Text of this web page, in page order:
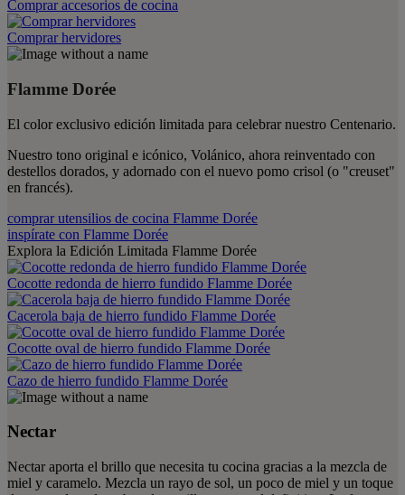
Comprar accesorios de cocina
Comprar hervidores
Flamme Dorée
El color exclusivo edición limitada para celebrar nuestro Centenario.
Nuestro tono original e icónico, Volánico, ahora reinventado con
destellos dorados, y adornado con el nuevo pomo crisol (o "creuset"
en francés).
comprar utensilios de cocina Flamme Dorée
inspírate con Flamme Dorée
Explora la Edición Limitada Flamme Dorée
Cocotte redonda de hierro fundido Flamme Dorée
Cacerola baja de hierro fundido Flamme Dorée
Cocotte oval de hierro fundido Flamme Dorée
Cazo de hierro fundido Flamme Dorée
Nectar
Nectar aporta el brillo que necesita tu cocina gracias a la mezcla de
miel y caramelo. Mezcla un rayo de sol, un poco de miel y un toque